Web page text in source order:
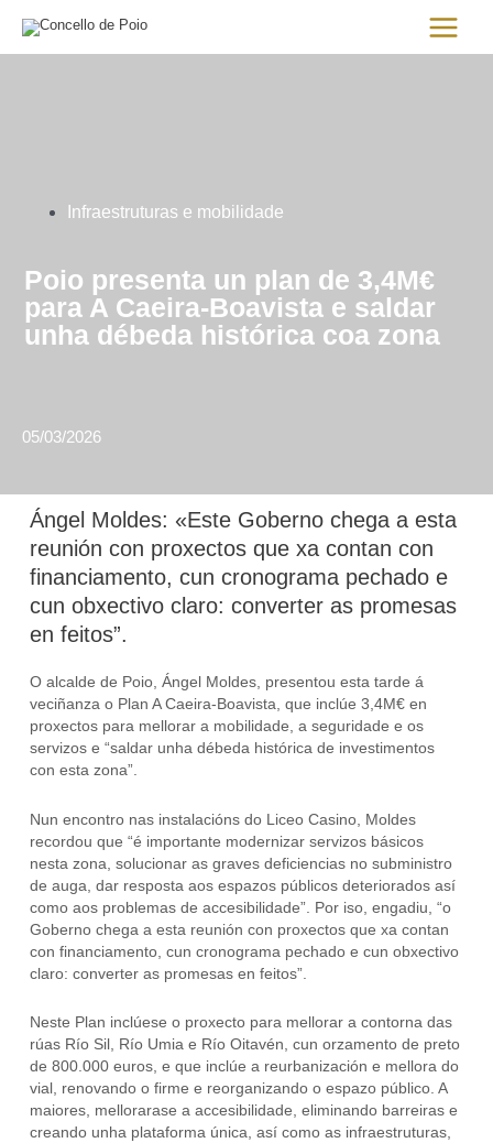
contenido
Main
Menu
Infraestruturas e mobilidade
Poio presenta un plan de 3,4M€
para A Caeira-Boavista e saldar
unha débeda histórica coa zona
05/03/2026
Ángel Moldes: «Este Goberno chega a esta
reunión con proxectos que xa contan con
financiamento, cun cronograma pechado e
cun obxectivo claro: converter as promesas
en feitos”.
O alcalde de Poio, Ángel Moldes, presentou esta tarde á
veciñanza o Plan A Caeira-Boavista, que inclúe 3,4M€ en
proxectos para mellorar a mobilidade, a seguridade e os
servizos e “saldar unha débeda histórica de investimentos
con esta zona”.
Nun encontro nas instalacións do Liceo Casino, Moldes
recordou que “é importante modernizar servizos básicos
nesta zona, solucionar as graves deficiencias no subministro
de auga, dar resposta aos espazos públicos deteriorados así
como aos problemas de accesibilidade”. Por iso, engadiu, “o
Goberno chega a esta reunión con proxectos que xa contan
con financiamento, cun cronograma pechado e cun obxectivo
claro: converter as promesas en feitos”.
Neste Plan inclúese o proxecto para mellorar a contorna das
rúas Río Sil, Río Umia e Río Oitavén, cun orzamento de preto
de 800.000 euros, e que inclúe a reurbanización e mellora do
vial, renovando o firme e reorganizando o espazo público. A
maiores, mellorarase a accesibilidade, eliminando barreiras e
creando unha plataforma única, así como as infraestruturas,